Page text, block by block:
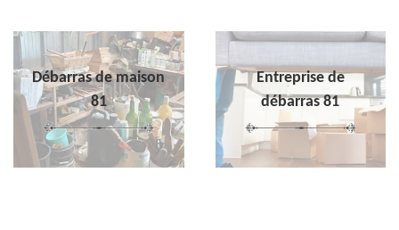
Débarras de maison
81
Entreprise de
débarras 81